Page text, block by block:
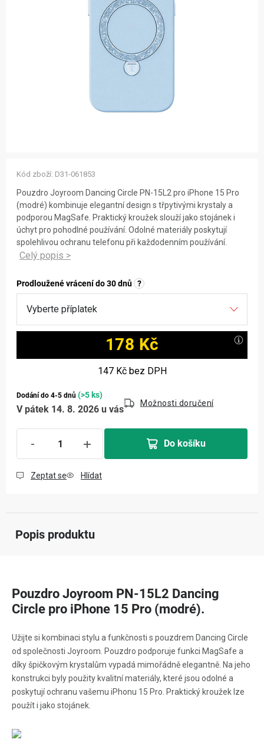
Možnosti dopravy
Pouzdro Joyroom Dancing Circle PN-15L2 pro iPhone 15 Pro
(modré) kombinuje elegantní design s třpytivými krystaly a
podporou MagSafe. Praktický kroužek slouží jako stojánek i
úchyt pro pohodlné používání. Odolné materiály poskytují
spolehlivou ochranu telefonu při každodenním používání.
Prodloužené vrácení do 30 dnů ?
178 Kč
147 Kčbez DPH
Dodání do 4-5 dnů (>5 ks)
V pátek 14. 8. 2026 u vás
Možnosti doručení
Do košíku
Kód zboží: D31-061853
Zeptat se Hlídat
Popis produktu
Pouzdro Joyroom PN-15L2 Dancing
Circle pro iPhone 15 Pro (modré).
Užijte si kombinaci stylu a funkčnosti s pouzdrem Dancing Circle
od společnosti Joyroom. Pouzdro podporuje funkci MagSafe a
díky špičkovým krystalům vypadá mimořádně elegantně. Na jeho
konstrukci byly použity kvalitní materiály, které jsou odolné a
poskytují ochranu vašemu iPhonu 15 Pro. Praktický kroužek lze
použít i jako stojánek.